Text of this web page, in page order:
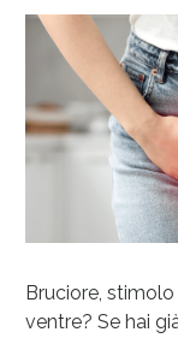
Bruciore,
ventre? Se hai